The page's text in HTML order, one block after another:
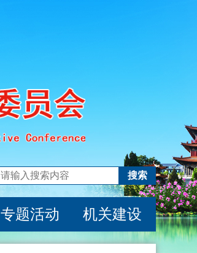
搜索
专题活动 机关建设